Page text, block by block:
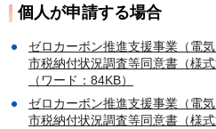
個人が申請する場合
ゼロカーボン推進支援事業（電
市税納付状況調査等同意書（様
（ワード：84KB）
ゼロカーボン推進支援事業（電
市税納付状況調査等同意書（様